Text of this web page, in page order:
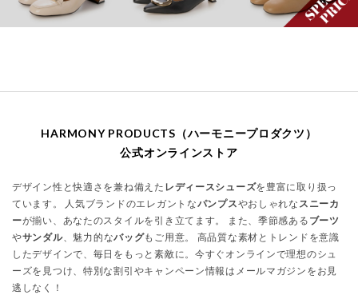
HARMONY PRODUCTS（ハーモニープロダクツ）
公式オンラインストア
デザイン性と快適さを兼ね備えた レディースシューズを豊富に取り扱っ
ています。 人気ブランドのエレガントなパンプスやおしゃれな スニーカ
ーが揃い、あなたのスタイルを引き立てます。 また、季節感ある ブーツ
やサンダル、魅力的なバッグもご用意。 高品質な素材とトレンドを意識
したデザインで、毎日をもっと素敵に。今すぐオンラインで理想のシュ
ーズを見つけ、特別な割引やキャンペーン情報はメールマガジンをお見
逃しなく！